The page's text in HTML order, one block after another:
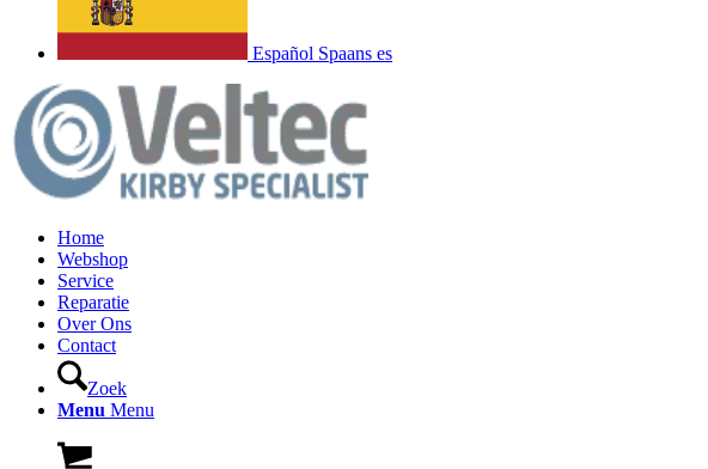
Español Spaans es
Home
Webshop
Service
Reparatie
Over Ons
Contact
Zoek
Menu Menu